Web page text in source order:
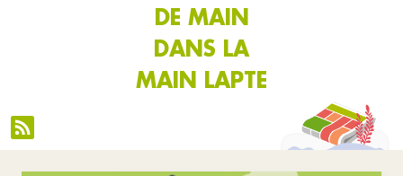
DE MAIN
DANS LA
MAIN LAPTE